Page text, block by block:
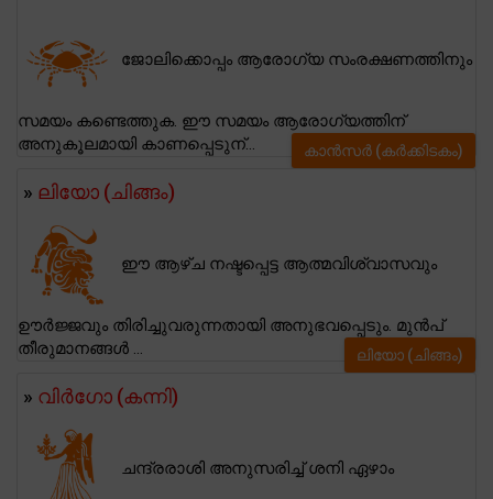
ജോലിക്കൊപ്പം ആരോഗ്യ സംരക്ഷണത്തിനും
സമയം കണ്ടെത്തുക. ഈ സമയം ആരോഗ്യത്തിന്
അനുകൂലമായി കാണപ്പെടുന്...
കാന്‍സര്‍ (കര്‍ക്കിടകം)
» ലിയോ (ചിങ്ങം)
ഈ ആഴ്ച നഷ്ടപ്പെട്ട ആത്മവിശ്വാസവും
ഊർജ്ജവും തിരിച്ചുവരുന്നതായി അനുഭവപ്പെടും. മുൻപ്
തീരുമാനങ്ങൾ ...
ലിയോ (ചിങ്ങം)
» വിര്‍ഗോ (കന്നി)
ചന്ദ്രരാശി അനുസരിച്ച് ശനി ഏഴാം